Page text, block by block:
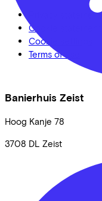
Banierhuis Zeist
Hoog Kanje 78
3708 DL Zeist
Privacy statement
Cookie statement
Cookie settings
Terms of use